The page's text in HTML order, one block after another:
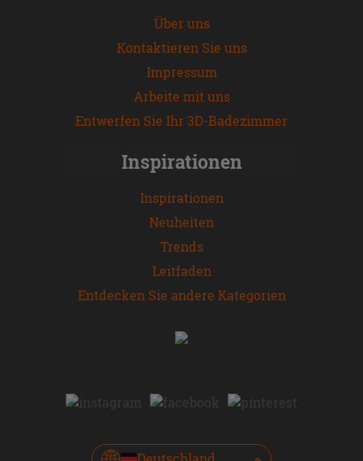
Über uns
Kontaktieren Sie uns
Impressum
Arbeite mit uns
Entwerfen Sie Ihr 3D-Badezimmer
Inspirationen
Inspirationen
Neuheiten
Trends
Leitfaden
Entdecken Sie andere Kategorien